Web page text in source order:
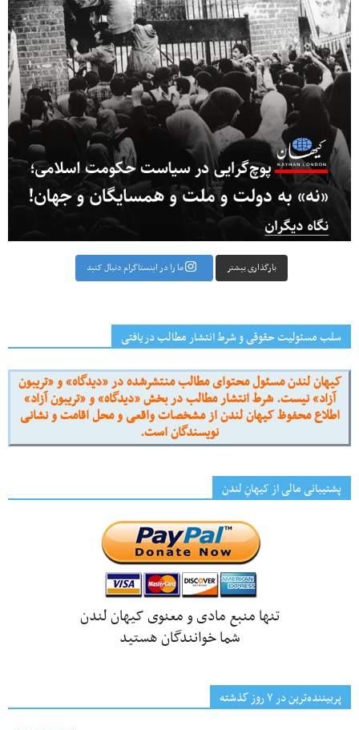
بارگذاری بیشتر ما را در اینستاگرام دنبال کنید
سلب مسئولیت حقوقی و شرط انتشار مطالب دریافتی
کیهان لندن مسئول محتوای مطالب منتشرشده در «دیدگاه» و «تریبون
آزاد» نیست. شرط انتشار مطالب در بخش «دیدگاه» و «تریبون آزاد»
اطلاع محفوظ کیهان لندن از مشخصات واقعی و محل اقامت و نشانی
نویسندگان است.
پشتیبانی مالی از کیهانِ لندن
تنها منبع مادی و معنوی کیهان لندن
شما خوانندگان هستید
پربیننده‌ترین‌ در ۷ روز گذشته